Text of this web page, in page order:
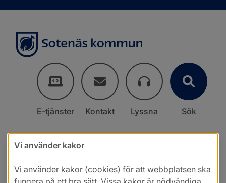
E-tjänster Kontakt Lyssna Sök
Vi använder kakor
Vi använder kakor (cookies) för att webbplatsen ska